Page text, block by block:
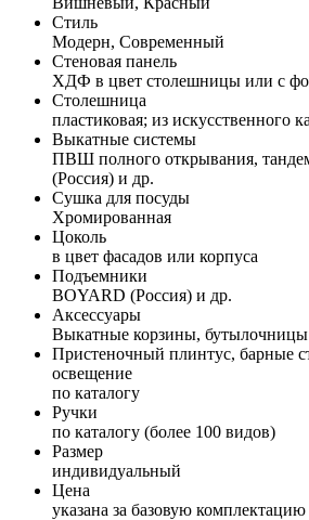
Стиль
Модерн, Современный
Стеновая панель
ХДФ в цвет столешницы или с
Столешница
пластиковая; из искусственного
Выкатные системы
ПВШ полного открывания,
(Россия) и др.
Сушка для посуды
Хромированная
Цоколь
в цвет фасадов или корпуса
Подъемники
BOYARD (Россия) и др.
Аксессуары
Выкатные корзины,
Пристеночный плинтус, барные
освещение
по каталогу
Ручки
по каталогу (более 100 видов)
Размер
индивидуальный
Цена
указана за базовую комплектацию